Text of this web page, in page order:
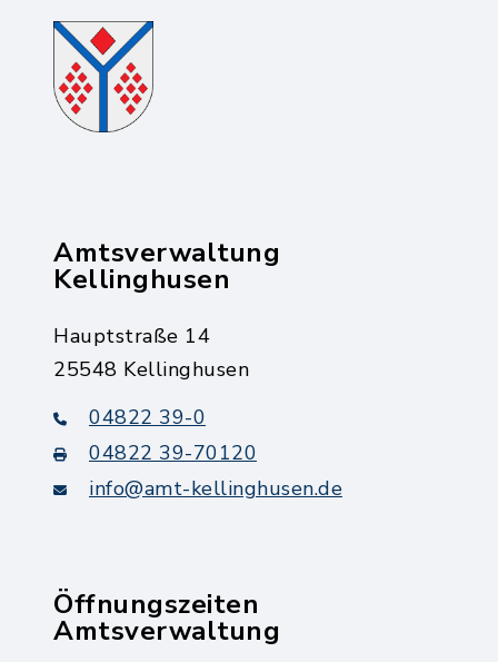
Amtsverwaltung
Kellinghusen
Hauptstraße 14
25548 Kellinghusen
04822 39-0
04822 39-70120
info@amt-kellinghusen.de
Öffnungszeiten
Amtsverwaltung